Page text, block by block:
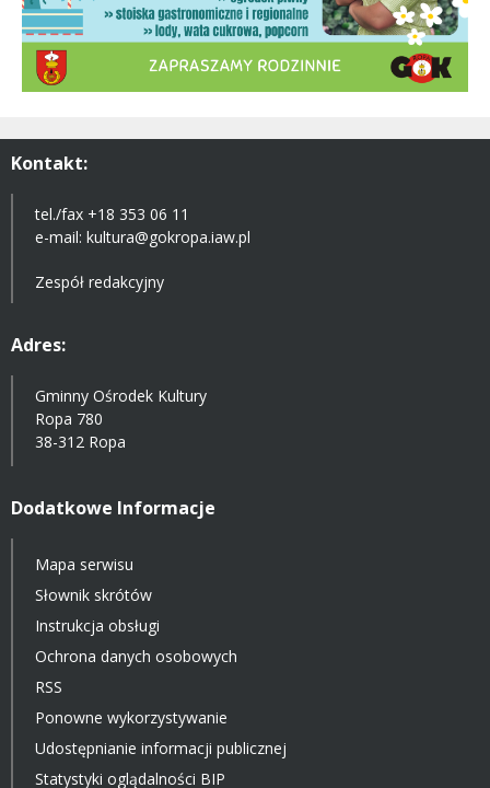
Kontakt:
tel./fax +18 353 06 11
e-mail: kultura@gokropa.iaw.pl
Zespół redakcyjny
Adres:
Gminny Ośrodek Kultury
Ropa 780
38-312 Ropa
Dodatkowe Informacje
Mapa serwisu
Słownik skrótów
Instrukcja obsługi
Ochrona danych osobowych
RSS
Ponowne wykorzystywanie
Udostępnianie informacji publicznej
Statystyki oglądalności BIP